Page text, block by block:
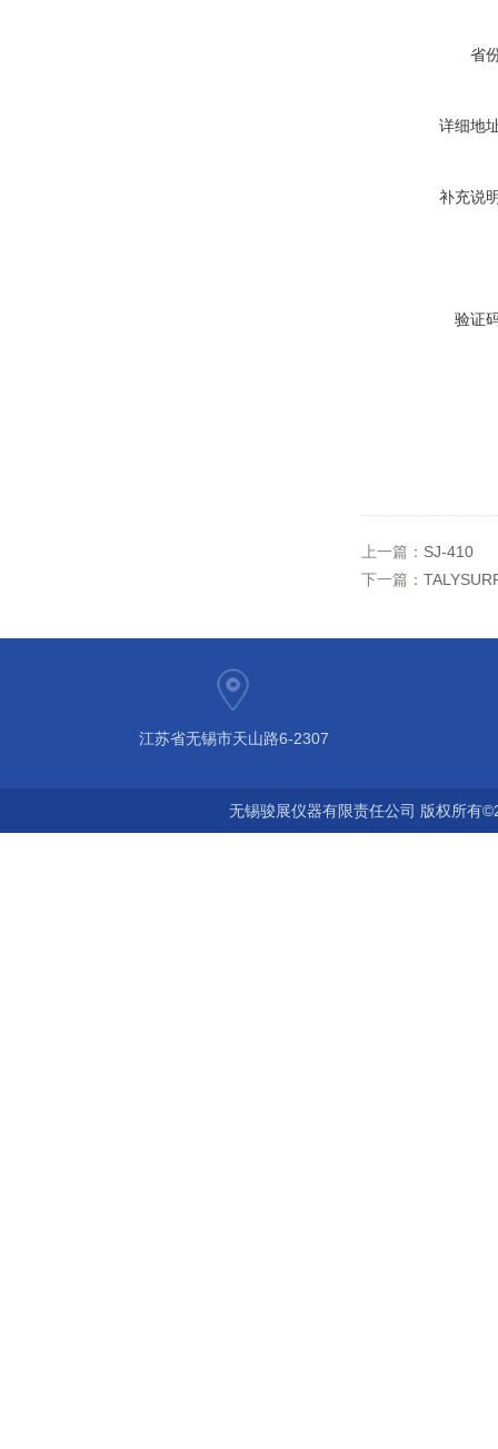
省
详细地
补充说
验证
上一篇： SJ-410
下一篇：
江苏省无锡市天山路6-2307
无锡骏展仪器有限责任公司 版权所有